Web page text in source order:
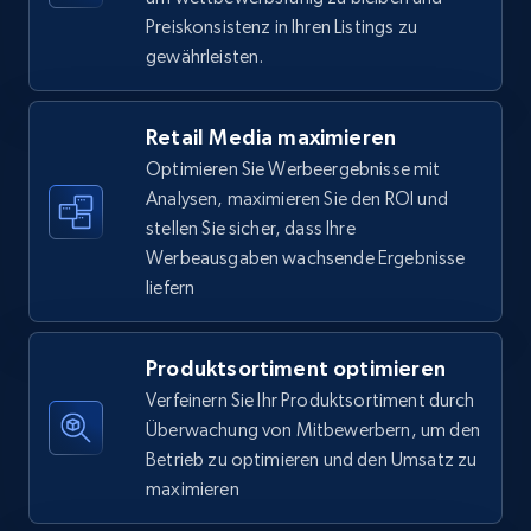
using specific category URL
URL, Final price, Sku, Currency, Gtin,
Specifications, Image urls, Top reviews, and
more.
875+
Walmart - products - Collects products by
specific keywords
URL, Final price, Sku, Currency, Gtin,
Preiskonsistenz in Ihren Listings zu
gewährleisten.
Retail Media maximieren
Optimieren Sie Werbeergebnisse mit
Analysen, maximieren Sie den ROI und
stellen Sie sicher, dass Ihre
Werbeausgaben wachsende Ergebnisse
liefern
Produktsortiment optimieren
Verfeinern Sie Ihr Produktsortiment durch
Überwachung von Mitbewerbern, um den
Betrieb zu optimieren und den Umsatz zu
maximieren